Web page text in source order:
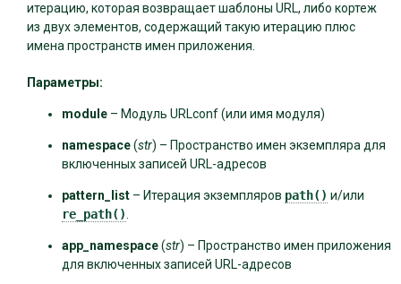
итерацию, которая возвращает шаблоны URL, либо кортеж
из двух элементов, содержащий такую ​​итерацию плюс
имена пространств имен приложения.
Параметры:
module – Модуль URLconf (или имя модуля)
namespace(str) – Пространство имен экземпляра для
включенных записей URL-адресов
pattern_list – Итерация экземпляров path() и/или
re_path()
app_namespace(str) – Пространство имен приложения
для включенных записей URL-адресов